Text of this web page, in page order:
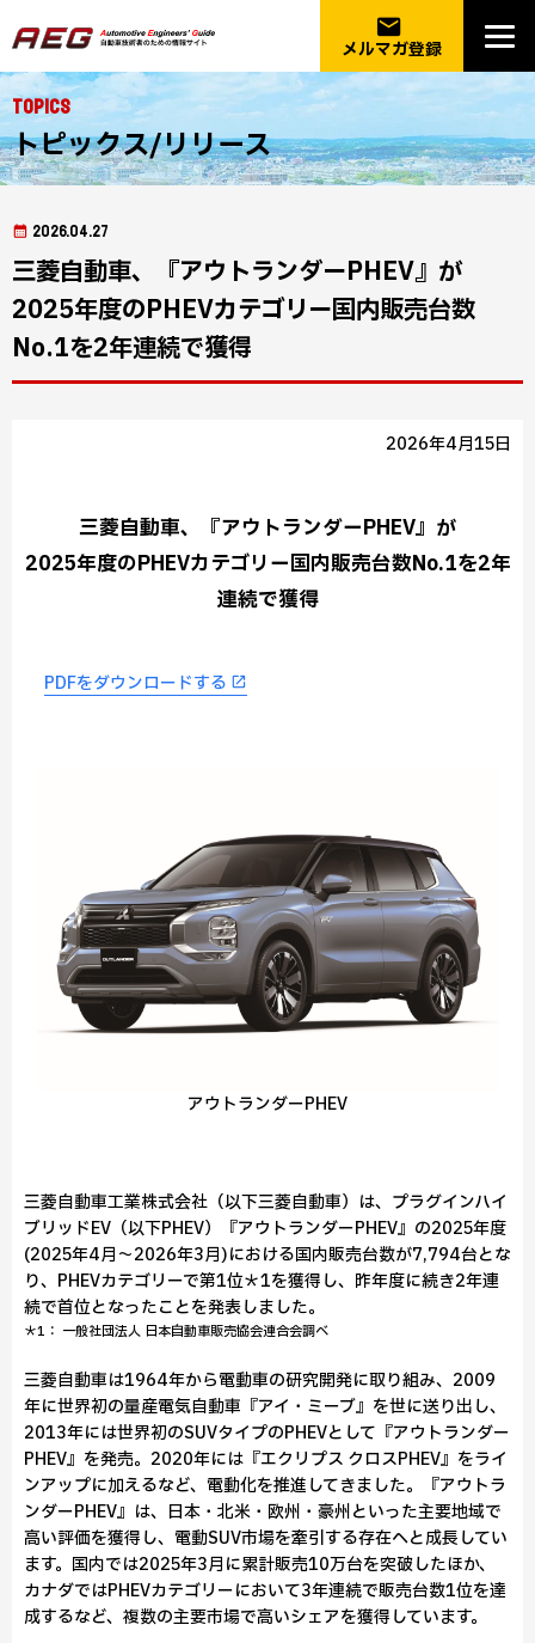
email
メルマガ登録
Topics
トピックス/リリース
2026.04.27
三菱自動車、『アウトランダーPHEV』が
2025年度のPHEVカテゴリー国内販売台数
No.1を2年連続で獲得
2026年4月15日
三菱自動車、『アウトランダーPHEV』が
2025年度のPHEVカテゴリー国内販売台数No.1を2年
連続で獲得
PDFをダウンロードする
アウトランダーPHEV
三菱自動車工業株式会社（以下三菱自動車）は、プラグインハイ
ブリッドEV（以下PHEV）『アウトランダーPHEV』の2025年度
(2025年4月～2026年3月)における国内販売台数が7,794台とな
り、PHEVカテゴリーで第1位＊1を獲得し、昨年度に続き2年連
続で首位となったことを発表しました。
＊1： 一般社団法人 日本自動車販売協会連合会調べ
三菱自動車は1964年から電動車の研究開発に取り組み、2009
年に世界初の量産電気自動車『アイ・ミーブ』を世に送り出し、
2013年には世界初のSUVタイプのPHEVとして『アウトランダー
PHEV』を発売。2020年には『エクリプス クロスPHEV』をライ
ンアップに加えるなど、電動化を推進してきました。『アウトラ
ンダーPHEV』は、日本・北米・欧州・豪州といった主要地域で
高い評価を獲得し、電動SUV市場を牽引する存在へと成長してい
ます。国内では2025年3月に累計販売10万台を突破したほか、
カナダではPHEVカテゴリーにおいて3年連続で販売台数1位を達
成するなど、複数の主要市場で高いシェアを獲得しています。